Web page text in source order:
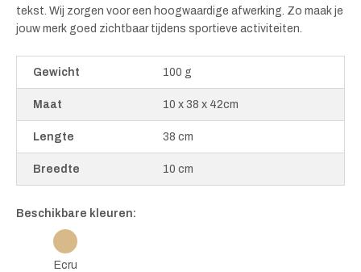
tekst. Wij zorgen voor een hoogwaardige afwerking. Zo maak je
jouw merk goed zichtbaar tijdens sportieve activiteiten.
Gewicht 100 g
Maat 10 x 38 x 42cm
Lengte 38 cm
Breedte 10 cm
Beschikbare kleuren:
Ecru